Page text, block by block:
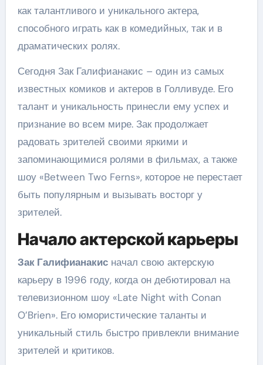
как талантливого и уникального актера,
способного играть как в комедийных, так и в
драматических ролях.
Сегодня Зак Галифианакис – один из самых
известных комиков и актеров в Голливуде. Его
талант и уникальность принесли ему успех и
признание во всем мире. Зак продолжает
радовать зрителей своими яркими и
запоминающимися ролями в фильмах, а также
шоу «Between Two Ferns», которое не перестает
быть популярным и вызывать восторг у
зрителей.
Начало актерской карьеры
Зак Галифианакисначал свою актерскую
карьеру в 1996 году, когда он дебютировал на
телевизионном шоу «Late Night with Conan
O’Brien». Его юмористические таланты и
уникальный стиль быстро привлекли внимание
зрителей и критиков.